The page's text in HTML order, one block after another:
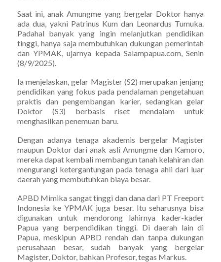
Saat ini, anak Amungme yang bergelar Doktor hanya
ada dua, yakni Patrinus Kum dan Leonardus Tumuka.
Padahal banyak yang ingin melanjutkan pendidikan
tinggi, hanya saja membutuhkan dukungan pemerintah
dan YPMAK, ujarnya kepada Salampapua.com, Senin
(8/9/2025).
Ia menjelaskan, gelar Magister (S2) merupakan jenjang
pendidikan yang fokus pada pendalaman pengetahuan
praktis dan pengembangan karier, sedangkan gelar
Doktor (S3) berbasis riset mendalam untuk
menghasilkan penemuan baru.
Dengan adanya tenaga akademis bergelar Magister
maupun Doktor dari anak asli Amungme dan Kamoro,
mereka dapat kembali membangun tanah kelahiran dan
mengurangi ketergantungan pada tenaga ahli dari luar
daerah yang membutuhkan biaya besar.
APBD Mimika sangat tinggi dan dana dari PT Freeport
Indonesia ke YPMAK juga besar. Itu seharusnya bisa
digunakan untuk mendorong lahirnya kader-kader
Papua yang berpendidikan tinggi. Di daerah lain di
Papua, meskipun APBD rendah dan tanpa dukungan
perusahaan besar, sudah banyak yang bergelar
Magister, Doktor, bahkan Profesor, tegas Markus.